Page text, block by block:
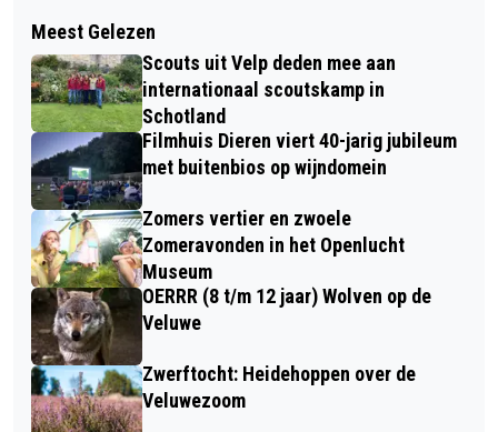
OPEN MONUMENTEN DAGEN
“PLEKKEN VAN PLEZIER” GEMEENTE
RHEDEN/ROZENDAAL
VROUW OP FIETS GEWOND NA
AANRIJDING OP HOOFDSTRAAT TE
VELP
Meest Gelezen
Scouts uit Velp deden mee aan
internationaal scoutskamp in
Schotland
Filmhuis Dieren viert 40-jarig jubileum
met buitenbios op wijndomein
Zomers vertier en zwoele
Zomeravonden in het Openlucht
Museum
OERRR (8 t/m 12 jaar) Wolven op de
Veluwe
Zwerftocht: Heidehoppen over de
Veluwezoom